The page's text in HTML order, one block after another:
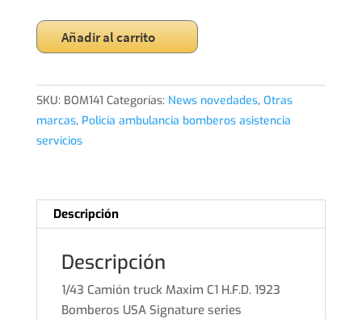
1/43
Camión
Maxim
Signature
series
cantidad
Añadir al carrito
SKU: BOM141 Categorías: News novedades, Otras
marcas, Policía ambulancia bomberos asistencia
servicios
Descripción
Descripción
1/43 Camión truck Maxim C1 H.F.D. 1923
Bomberos USA Signature series